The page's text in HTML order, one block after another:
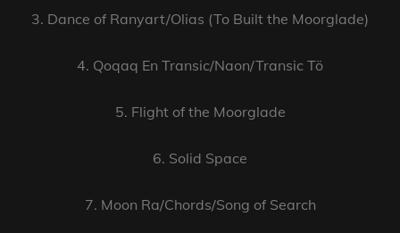
3. Dance of Ranyart/Olias (To Built the Moorglade)
4. Qoqaq En Transic/Naon/Transic Tö
5. Flight of the Moorglade
6. Solid Space
7. Moon Ra/Chords/Song of Search